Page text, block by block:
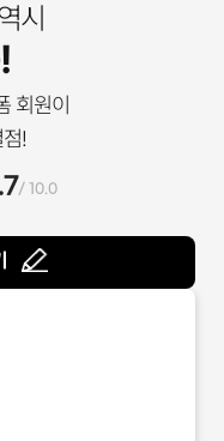
시
회원이
!
/ 10.0